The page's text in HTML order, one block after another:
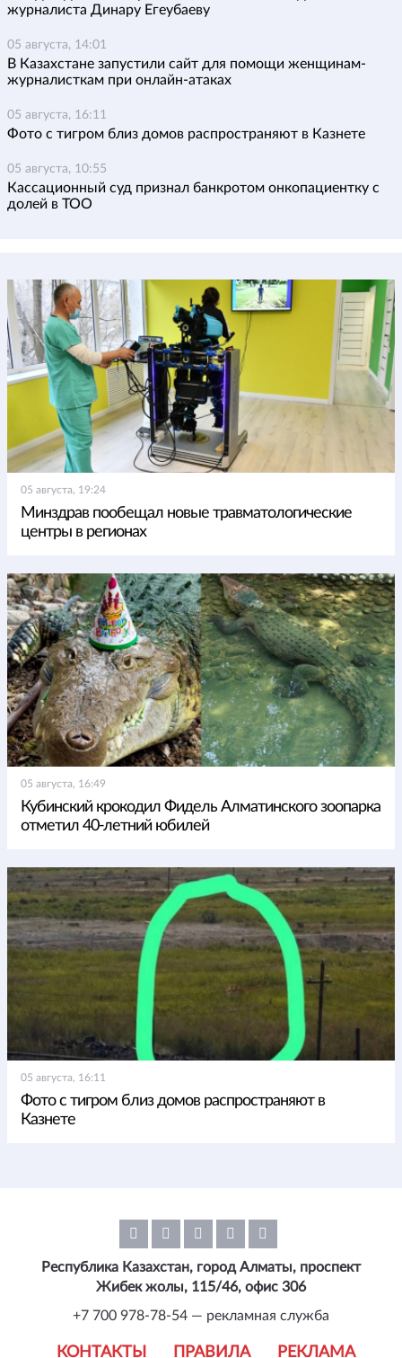
журналиста Динару Егеубаеву
05 августа, 14:01
В Казахстане запустили сайт для помощи женщинам-
журналисткам при онлайн-атаках
05 августа, 16:11
Фото с тигром близ домов распространяют в Казнете
05 августа, 10:55
Кассационный суд признал банкротом онкопациентку с
долей в ТОО
05 августа, 19:24
Минздрав пообещал новые травматологические
центры в регионах
05 августа, 16:49
Кубинский крокодил Фидель Алматинского зоопарка
отметил 40-летний юбилей
05 августа, 16:11
Фото с тигром близ домов распространяют в
Казнете
КОНТАКТЫ ПРАВИЛА РЕКЛАМА
Республика Казахстан, город Алматы, проспект
Жибек жолы, 115/46, офис 306
+7 700 978-78-54 — рекламная служба